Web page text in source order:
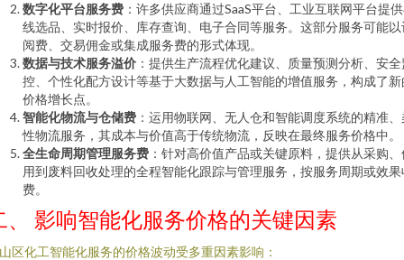
数字化平台服务费 ：许多供应商通过SaaS平台、工业互联网平台提
线选品、实时报价、库存查询、电子合同等服务。这部分服务可能以
阅费、交易佣金或集成服务费的形式体现。
数据与技术服务溢价 ：提供生产流程优化建议、质量预测分析、安
控、个性化配方设计等基于大数据与人工智能的增值服务，构成了新
价格增长点。
智能化物流与仓储费 ：运用物联网、无人仓和智能调度系统的精准
性物流服务，其成本与价值高于传统物流，反映在最终服务价格中。
全生命周期管理服务费 ：针对高价值产品或关键原料，提供从采购
用到废料回收处理的全程智能化跟踪与管理服务，按服务周期或效果
费。
、 影响智能化服务价格的关键因素
区化工智能化服务的价格波动受多重因素影响：